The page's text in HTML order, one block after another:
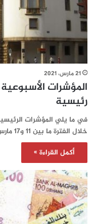
21 مارس، 2021
المؤشرات
رئيسية
في ما يلي المؤشرات
خلال الفترة ما بين 11 و17 مارس 2021 :…
أكمل القراءة »